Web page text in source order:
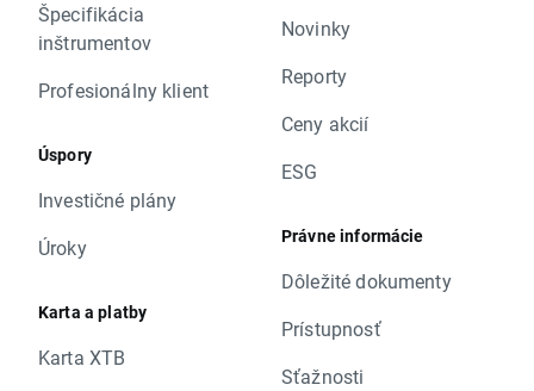
Špecifikácia
inštrumentov
Profesionálny klient
Úspory
Investičné plány
Úroky
Karta a platby
Karta XTB
Novinky
Reporty
Ceny akcií
ESG
Právne informácie
Dôležité dokumenty
Prístupnosť
Sťažnosti